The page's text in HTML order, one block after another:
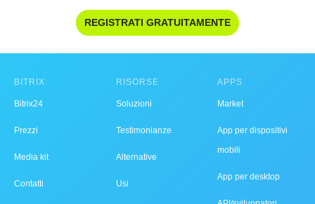
REGISTRATI GRATUITAMENTE
BITRIX
Bitrix24
Prezzi
Media kit
Contatti
RISORSE
Soluzioni
Testimonianze
Alternative
Usi
APPS
Market
App per dispositivi
mobili
App per desktop